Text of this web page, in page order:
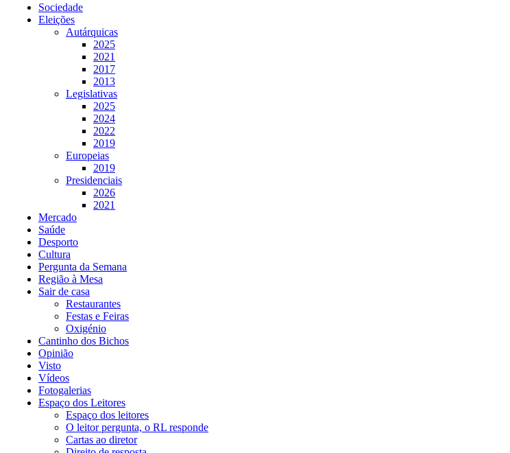
Sociedade
Eleições
Autárquicas
2025
2021
2017
2013
Legislativas
2025
2024
2022
2019
Europeias
2019
Presidenciais
2026
2021
Mercado
Saúde
Desporto
Cultura
Pergunta da Semana
Região à Mesa
Sair de casa
Restaurantes
Festas e Feiras
Oxigénio
Cantinho dos Bichos
Opinião
Visto
Vídeos
Fotogalerias
Espaço dos Leitores
Espaço dos leitores
O leitor pergunta, o RL responde
Cartas ao diretor